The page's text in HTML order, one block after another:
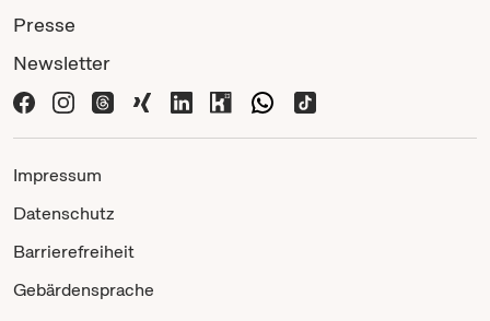
Presse
Newsletter
Impressum
Datenschutz
Barrierefreiheit
Gebärdensprache